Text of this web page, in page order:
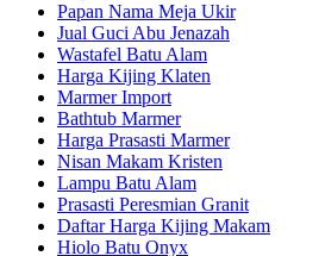
Papan Nama Meja Ukir
Jual Guci Abu Jenazah
Wastafel Batu Alam
Harga Kijing Klaten
Marmer Import
Bathtub Marmer
Harga Prasasti Marmer
Nisan Makam Kristen
Lampu Batu Alam
Prasasti Peresmian Granit
Daftar Harga Kijing Makam
Hiolo Batu Onyx